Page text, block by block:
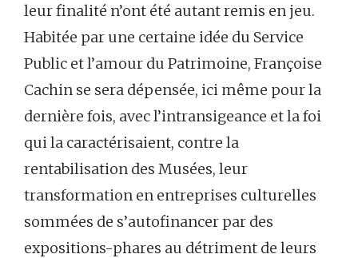
leur finalité n’ont été autant remis en jeu.
Habitée par une certaine idée du Service
Public et l’amour du Patrimoine, Françoise
Cachin se sera dépensée, ici même pour la
dernière fois, avec l’intransigeance et la foi
qui la caractérisaient, contre la
rentabilisation des Musées, leur
transformation en entreprises culturelles
sommées de s’autofinancer par des
expositions-phares au détriment de leurs